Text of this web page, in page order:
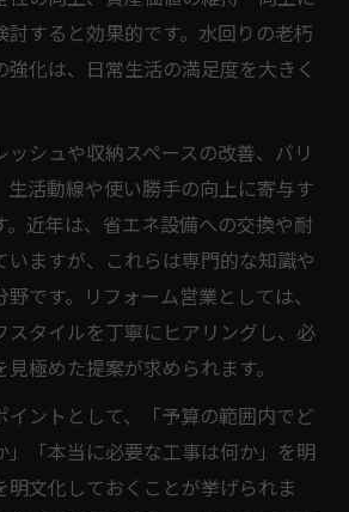
討すると効果的です。水回りの老朽
化は、日常生活の満足度を大きく
ッシュや収納スペースの改善、バリ
生活動線や使い勝手の向上に寄与す
。近年は、省エネ設備への交換や耐
いますが、これらは専門的な知識や
です。リフォーム営業としては、
スタイルを丁寧にヒアリングし、必
極めた提案が求められます。
イントとして、「予算の範囲内でど
」「本当に必要な工事は何か」を明
明文化しておくことが挙げられま